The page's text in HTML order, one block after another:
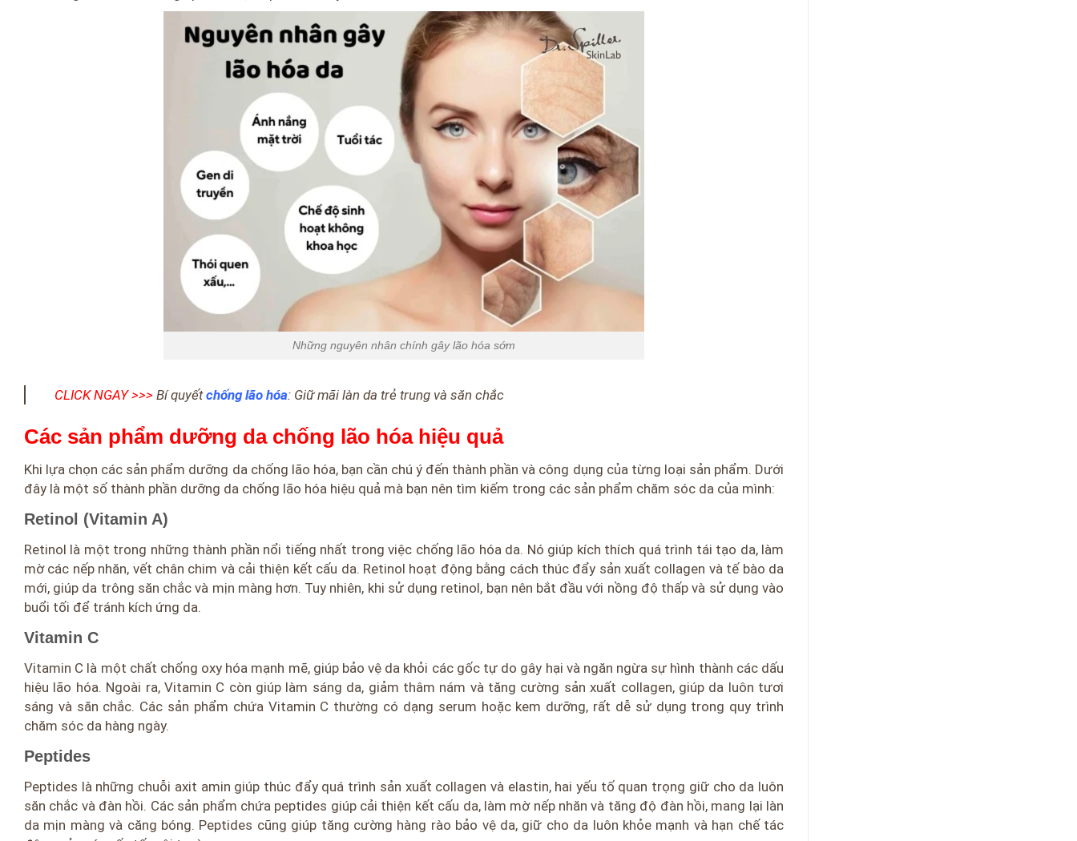
Những nguyên nhân chính gây lão hóa sớm
CLICK NGAY >>> Bí quyếtchống lão hóa: Giữ mãi làn da trẻ trung và săn chắc
Các sản phẩm dưỡng da chống lão hóa hiệu quả
Khi lựa chọn các sản phẩm dưỡng da chống lão hóa, bạn cần chú ý đến thành phần và công dụng của từng loại sản phẩm. Dưới
đây là một số thành phần dưỡng da chống lão hóa hiệu quả mà bạn nên tìm kiếm trong các sản phẩm chăm sóc da của mình:
Retinol (Vitamin A)
Retinol là một trong những thành phần nổi tiếng nhất trong việc chống lão hóa da. Nó giúp kích thích quá trình tái tạo da, làm
mờ các nếp nhăn, vết chân chim và cải thiện kết cấu da. Retinol hoạt động bằng cách thúc đẩy sản xuất collagen và tế bào da
mới, giúp da trông săn chắc và mịn màng hơn. Tuy nhiên, khi sử dụng retinol, bạn nên bắt đầu với nồng độ thấp và sử dụng vào
buổi tối để tránh kích ứng da.
Vitamin C
Vitamin C là một chất chống oxy hóa mạnh mẽ, giúp bảo vệ da khỏi các gốc tự do gây hại và ngăn ngừa sự hình thành các dấu
hiệu lão hóa. Ngoài ra, Vitamin C còn giúp làm sáng da, giảm thâm nám và tăng cường sản xuất collagen, giúp da luôn tươi
sáng và săn chắc. Các sản phẩm chứa Vitamin C thường có dạng serum hoặc kem dưỡng, rất dễ sử dụng trong quy trình
chăm sóc da hàng ngày.
Peptides
Peptides là những chuỗi axit amin giúp thúc đẩy quá trình sản xuất collagen và elastin, hai yếu tố quan trọng giữ cho da luôn
săn chắc và đàn hồi. Các sản phẩm chứa peptides giúp cải thiện kết cấu da, làm mờ nếp nhăn và tăng độ đàn hồi, mang lại làn
da mịn màng và căng bóng. Peptides cũng giúp tăng cường hàng rào bảo vệ da, giữ cho da luôn khỏe mạnh và hạn chế tác